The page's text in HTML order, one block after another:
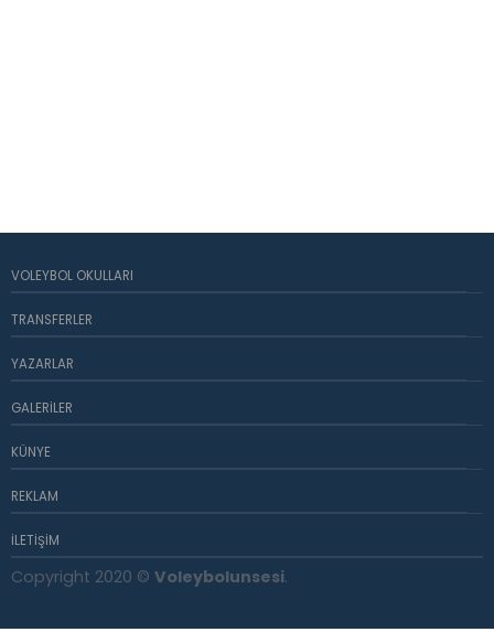
VOLEYBOL OKULLARI
TRANSFERLER
YAZARLAR
GALERILER
KÜNYE
REKLAM
İLETIŞIM
Copyright 2020 © Voleybolunsesi.